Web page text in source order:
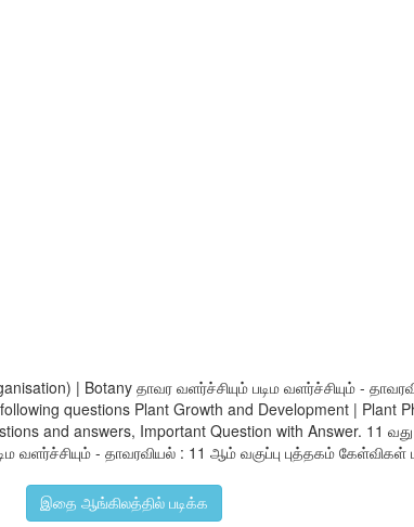
| Botany தாவர வளர்ச்சியும் படிம வளர்ச்சியும் -
questions Plant Growth and Development | Plant
and answers, Important Question with Answer. 11
வளர்ச்சியும் - தாவரவியல் : 11 ஆம் வகுப்பு புத்தகம் கேள்விகள்
இதை ஆங்கிலத்தில் படிக்க